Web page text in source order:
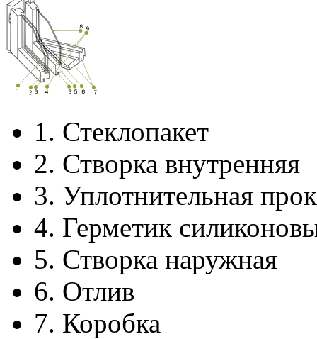
1. Стеклопакет
2. Створка внутренняя
3. Уплотнительная
4. Герметик
5. Створка наружная
6. Отлив
7. Коробка